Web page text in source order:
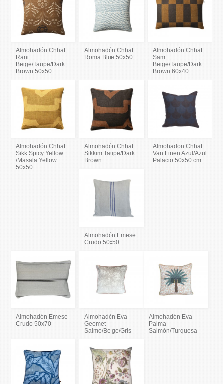
Almohadón Chhat
Rani
Beige/Taupe/Dark
Brown 50x50
Almohadón Chhat
Roma Blue 50x50
Almohadón Chhat
Sam
Beige/Taupe/Dark
Brown 60x40
Almohadón Chhat
Sikk Spicy Yellow
/Masala Yellow
50x50
Almohadón Chhat
Sikkim Taupe/Dark
Brown
Almohadon Chhat
Van Linen Azul/Azul
Palacio 50x50 cm
Almohadón Emese
Crudo 50x50
Almohadón Emese
Crudo 50x70
Almohadón Eva
Geomet
Salmo/Beige/Gris
Almohadón Eva
Palma
Salmón/Turquesa